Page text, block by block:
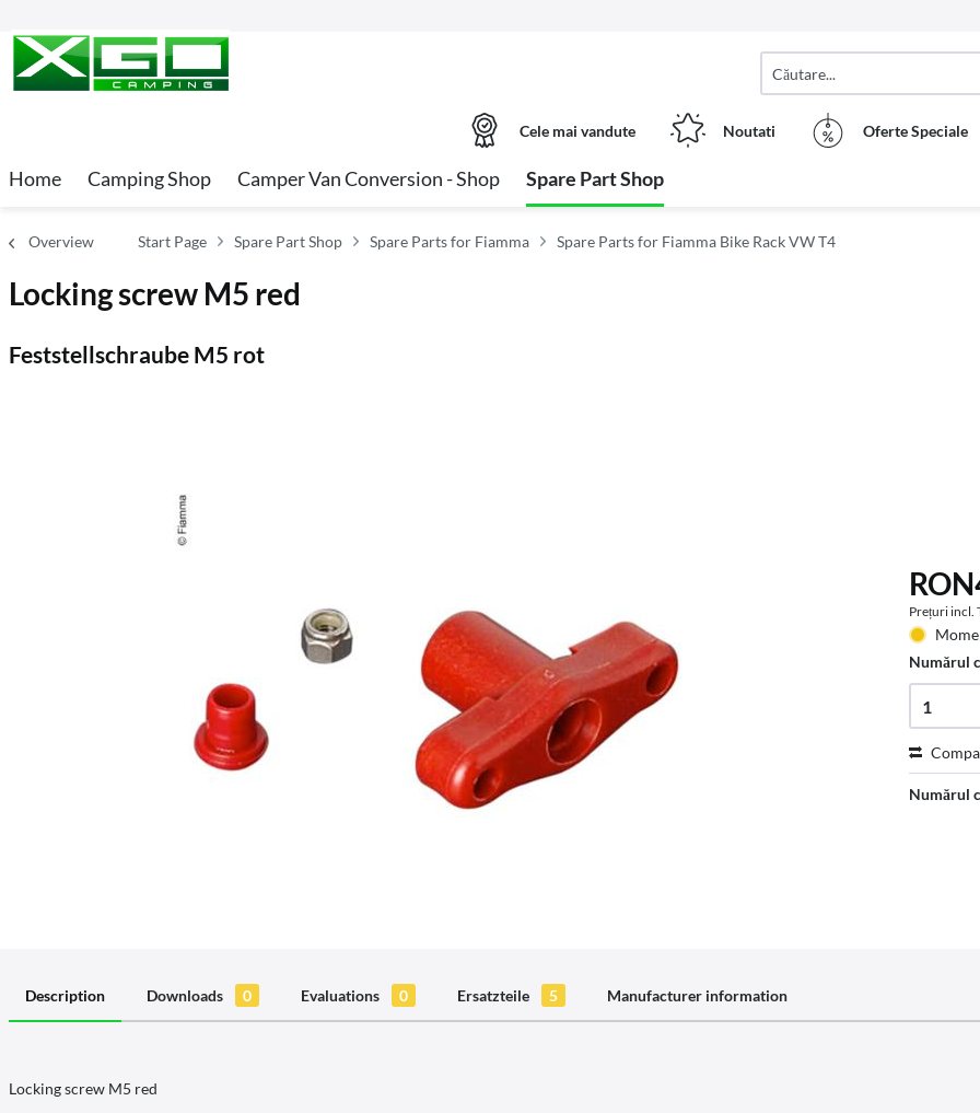
Cele mai vandute Noutati Oferte Speciale
Home Camping Shop Camper Van Conversion - Shop Spare Part Shop
Overview Start Page Spare Part Shop Spare Parts for Fiamma Spare Parts for Fiamma Bike Rack VW T4
Locking screw M5 red
Feststellschraube M5 rot
Prețuri incl.
Numărul
Numărul
Description Downloads 0 Evaluations 0 Ersatzteile 5 Manufacturer information
Locking screw M5 red